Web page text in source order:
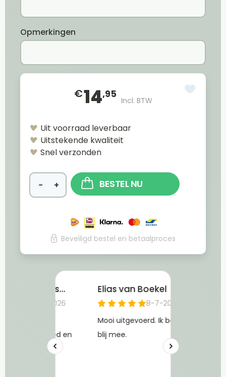
Opmerkingen
€14,95
Incl. BTW
Uit voorraad leverbaar
Uitstekende kwaliteit
Snel verzonden
− + BESTEL NU
Beveiligd bestel en betaalproces